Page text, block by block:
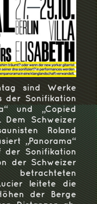
sind Werke
der Sonifikation
und „Copied
Dem Schweizer
Roland
„Panorama“
der Sonifikation
der Schweizer
leitete die
der Berge